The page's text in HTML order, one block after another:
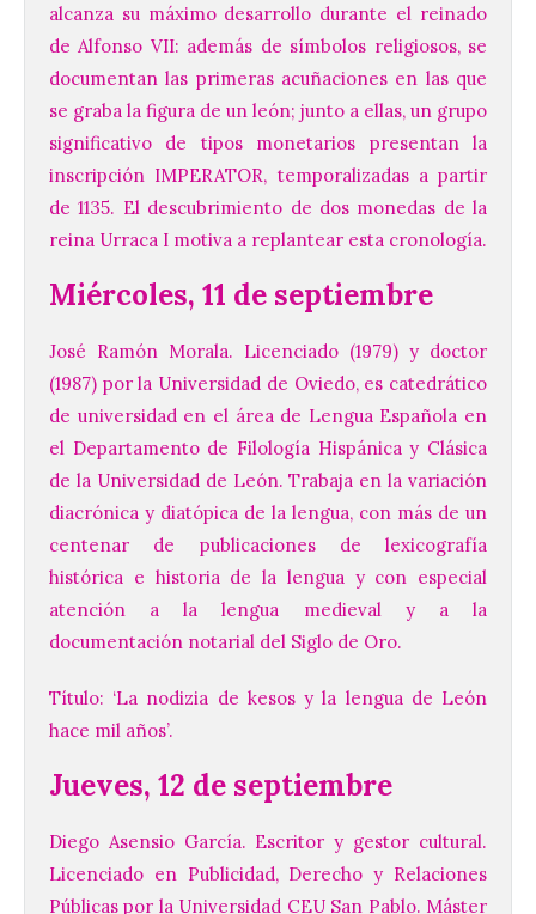
alcanza su máximo desarrollo durante el reinado
de Alfonso VII: además de símbolos religiosos, se
documentan las primeras acuñaciones en las que
se graba la figura de un león; junto a ellas, un grupo
significativo de tipos monetarios presentan la
inscripción IMPERATOR, temporalizadas a partir
de 1135. El descubrimiento de dos monedas de la
reina Urraca I motiva a replantear esta cronología.
Miércoles, 11 de septiembre
José Ramón Morala. Licenciado (1979) y doctor
(1987) por la Universidad de Oviedo, es catedrático
de universidad en el área de Lengua Española en
el Departamento de Filología Hispánica y Clásica
de la Universidad de León. Trabaja en la variación
diacrónica y diatópica de la lengua, con más de un
centenar de publicaciones de lexicografía
histórica e historia de la lengua y con especial
atención a la lengua medieval y a la
documentación notarial del Siglo de Oro.
Título: ‘La nodizia de kesos y la lengua de León
hace mil años’.
Jueves, 12 de septiembre
Diego Asensio García. Escritor y gestor cultural.
Licenciado en Publicidad, Derecho y Relaciones
Públicas por la Universidad CEU San Pablo. Máster